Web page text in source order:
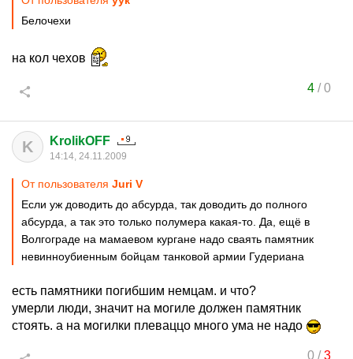
Белочехи
на кол чехов
4/0
K KrolikOFF
14:14, 24.11.2009
От пользователя Juri V
Если уж доводить до абсурда, так доводить до полного
абсурда, а так это только полумера какая-то. Да, ещё в
Волгограде на мамаевом кургане надо сваять памятник
невинноубиенным бойцам танковой армии Гудериана
есть памятники погибшим немцам. и что?
умерли люди, значит на могиле должен памятник
стоять. а на могилки плеваццо много ума не надо
0/3